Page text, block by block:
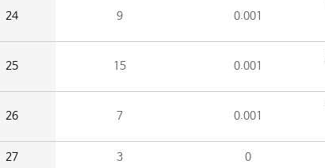
24 9 0.001
25 15 0.001
26 7 0.001
27 3 0